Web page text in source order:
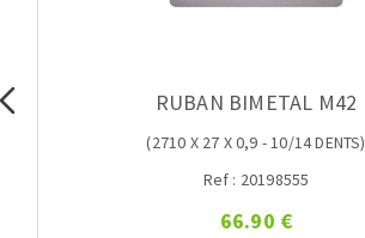
RUBAN BIMETAL M42
(2710 X 27 X 0,9 - 10/14 DENTS)
Ref : 20198555
66.90 €